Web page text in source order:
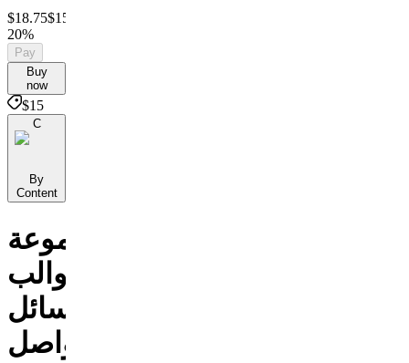
$18.75$15
20%
Pay
Buy
now
$15
C
By
Content
مجموعة
قوالب
وسائل
التواصل